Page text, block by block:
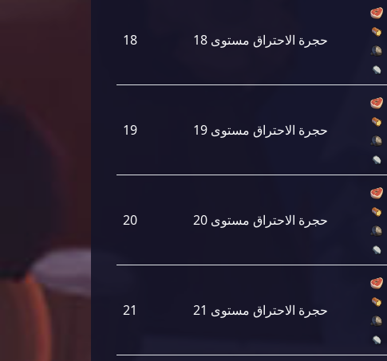
18 حجرة الاحتراق مستوى 18
19 حجرة الاحتراق مستوى 19
20 حجرة الاحتراق مستوى 20
21 حجرة الاحتراق مستوى 21